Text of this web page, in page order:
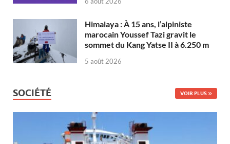
Himalaya : À 15 ans, l’alpiniste
marocain Youssef Tazi gravit le
sommet du Kang Yatse II à 6.250 m
5 août 2026
SOCIÉTÉ VOIR PLUS